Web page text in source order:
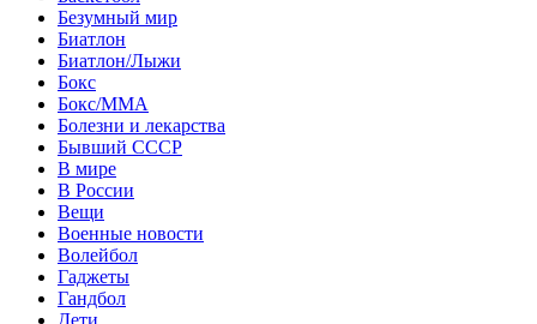
Безумный мир
Биатлон
Биатлон/Лыжи
Бокс
Бокс/MMA
Болезни и лекарства
Бывший СССР
В мире
В России
Вещи
Военные новости
Волейбол
Гаджеты
Гандбол
Дети